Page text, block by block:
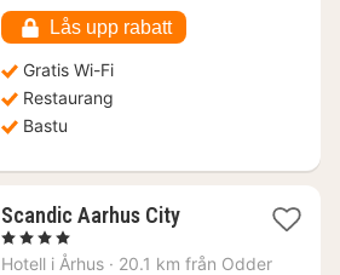
Lås upp rabatt
Gratis Wi-Fi
Restaurang
Bastu
Scandic Aarhus City1
från
, 4 Stjärnor
Hotell i Århus · 20.1 km från Odder